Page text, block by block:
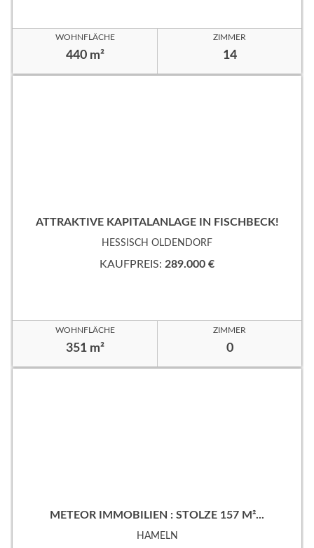
WOHNFLÄCHE
440 m²
ZIMMER
14
ATTRAKTIVE KAPITALANLAGE IN FISCHBECK!
HESSISCH OLDENDORF
KAUFPREIS: 289.000 €
WOHNFLÄCHE
351 m²
ZIMMER
0
METEOR IMMOBILIEN : STOLZE 157 M²...
HAMELN